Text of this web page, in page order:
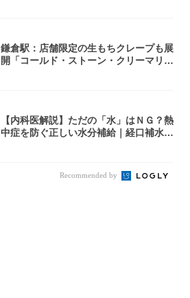
鎌倉駅：店舗限定の生もちクレープも展
開「コールド・ストーン・クリーマリ
【内科医解説】ただの「水」はＮＧ？熱
中症を防ぐ正しい水分補給｜経口補水
Recommended by